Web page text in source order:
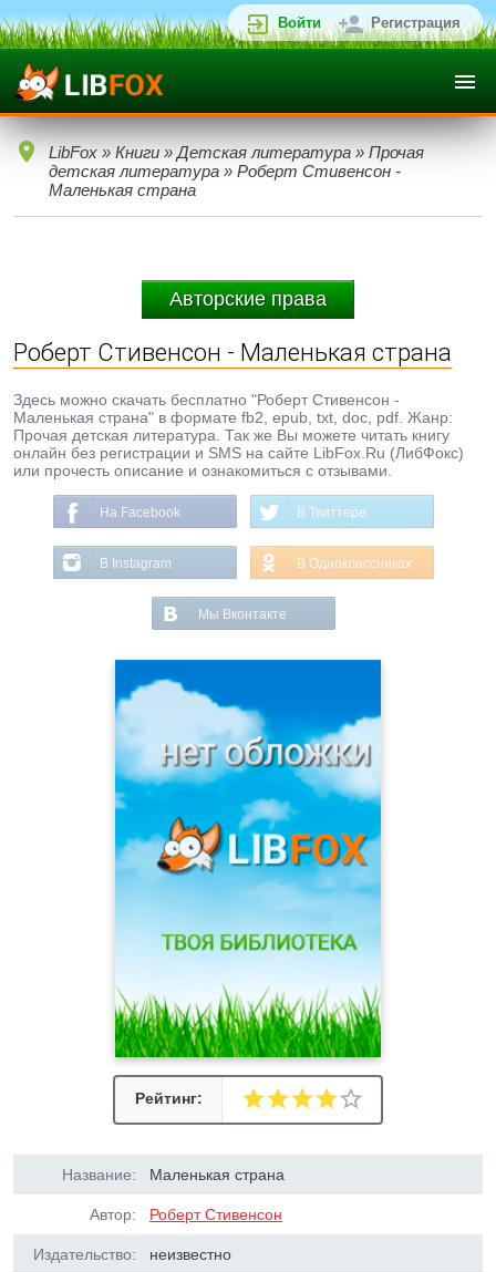
Войти Регистрация
LibFox » Книги » Детская литература » Прочая
детская литература » Роберт Стивенсон -
Маленькая страна
Авторские права
Роберт Стивенсон - Маленькая страна
Здесь можно скачать бесплатно "Роберт Стивенсон -
Маленькая страна" в формате fb2, epub, txt, doc, pdf. Жанр:
Прочая детская литература. Так же Вы можете читать книгу
онлайн без регистрации и SMS на сайте LibFox.Ru (ЛибФокс)
или прочесть описание и ознакомиться с отзывами.
На Facebook В Твиттере
В Instagram В Одноклассниках
Мы Вконтакте
Рейтинг:
Название: Маленькая страна
Автор: Роберт Стивенсон
Издательство: неизвестно